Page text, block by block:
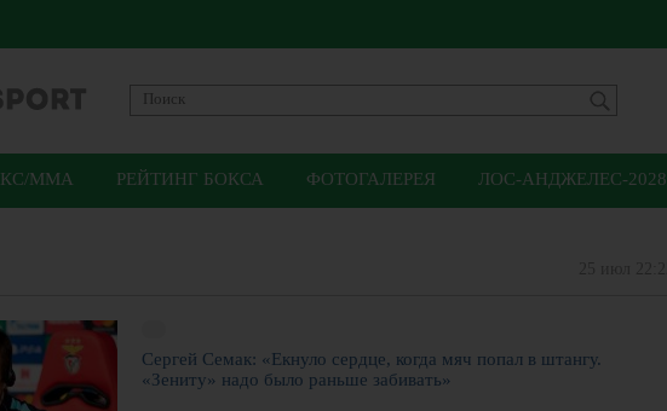
ММА РЕЙТИНГ БОКСА ФОТОГАЛЕРЕЯ ЛОС-АНДЖЕЛЕС-2028
Сергей Семак: «Екнуло сердце, когда мяч попал в штангу.
«Зениту» надо было раньше забивать»